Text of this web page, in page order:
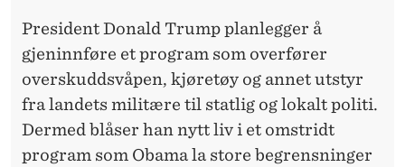
President Donald Trump planlegger å
gjeninnføre et program som overfører
overskuddsvåpen, kjøretøy og annet utstyr
fra landets militære til statlig og lokalt politi.
Dermed blåser han nytt liv i et omstridt
program som Obama la store begrensninger